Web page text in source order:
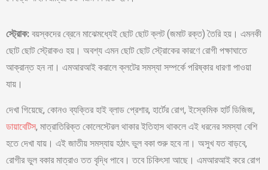
স্ট্রোক: বয়স্কদের ব্রেনে মাঝেমধ্যেই ছোট ছোট ক্লট (জমাট রক্ত) তৈরি হয়। এমনকী
ছোট ছোট স্ট্রোকও হয়। অবশ্য এমন ছোট ছোট স্ট্রোকের কারণে রোগী পক্ষাঘাতে
আক্রান্ত হন না। এমআরআই করালে ক্লটের সমস্যা সম্পর্কে পরিষ্কার ধারণা পাওয়া
যায়।
দেখা গিয়েছে, কোনও ব্যক্তির হাই ব্লাড প্রেশার, হার্টের রোগ, ইস্কেমিক হার্ট ডিজিজ,
ডায়াবেটিস, মাত্রাতিরিক্ত কোলেস্টেরল থাকার ইতিহাস থাকলে এই ধরনের সমস্যা বেশি
হতে দেখা যায়। এই জাতীয় সমস্যায় হঠাৎ ভুল বকা শুরু হবে না। অসুখ যত বাড়বে,
রোগীর ভুল বকার মাত্রাও তত বৃদ্ধি পাবে। তবে চিকিৎসা আছে। এমআরআই করে রোগ